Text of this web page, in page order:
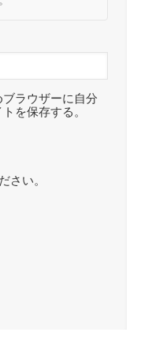
ラウザーに自分
を保存する。
さい。